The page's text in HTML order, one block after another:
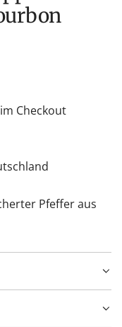
Checkout
Pfeffer aus